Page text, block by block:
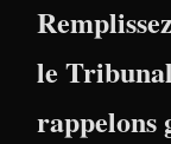
le
rappelons